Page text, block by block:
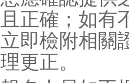
且正確；如有
立即檢附相關
理更正。